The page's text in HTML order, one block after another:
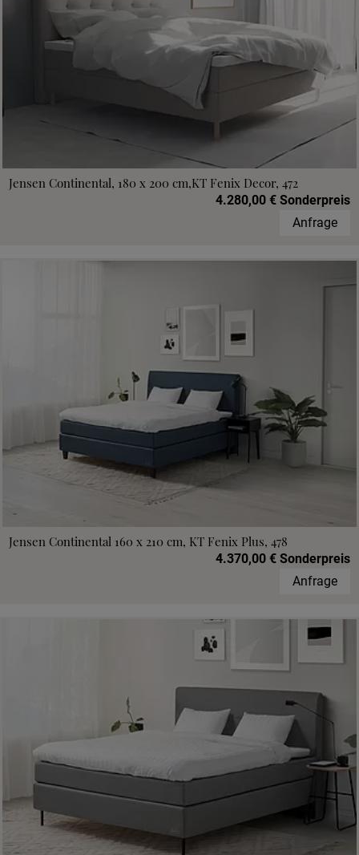
Jensen Continental, 180 x 200 cm,KT Fenix Decor, 472
4.280,00 € Sonderpreis
Anfrage
Jensen Continental 160 x 210 cm, KT Fenix Plus, 478
4.370,00 € Sonderpreis
Anfrage